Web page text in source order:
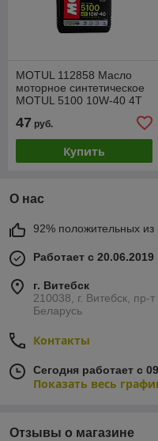
MOTUL 112858 Масло
моторное синтетическое
MOTUL 5100 10W-40 4T
47 руб.
Купить
О нас
92% положительных из
Работает с 20.06.2019
г. Витебск
210038, г. Витебск, пр-
Беларусь
Контакты
Сегодня работает с
Показать весь
Отзывы о магазине